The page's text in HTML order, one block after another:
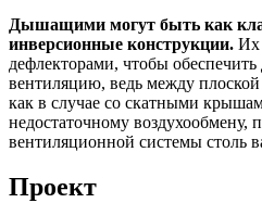
Дышащими могут быть как
инверсионные конструкции. Их
дефлекторами, чтобы
вентиляцию, ведь между
как в случае со скатными
недостаточному воздухообмену,
вентиляционной системы столь
Проект